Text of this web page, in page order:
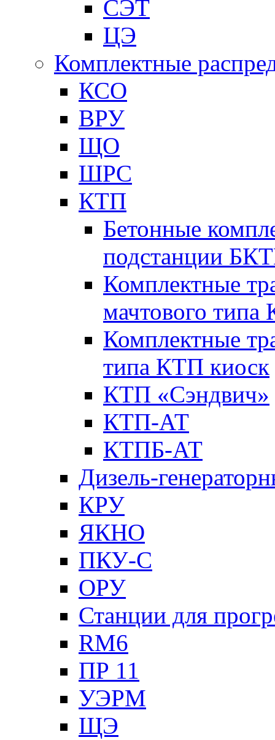
СЭТ
ЦЭ
Комплектные
КСО
ВРУ
ЩО
ШРС
КТП
Бетонные
подстанции
Комплектные
мачтового
Комплектные
типа КТП киоск
КТП «Сэндвич»
КТП-АТ
КТПБ-АТ
Дизель-
КРУ
ЯКНО
ПКУ-С
ОРУ
Станции для
RM6
ПР 11
УЭРМ
ЩЭ